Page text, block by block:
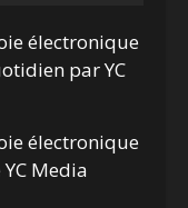
électronique
par YC
électronique
Media